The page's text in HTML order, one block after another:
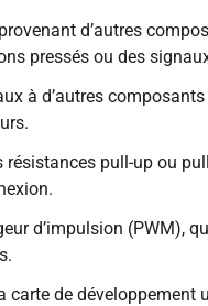
d’autres
pressés ou des
à d’autres
pull-up ou
d’impulsion (PWM),
de développement